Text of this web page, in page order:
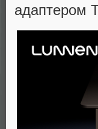
адаптером